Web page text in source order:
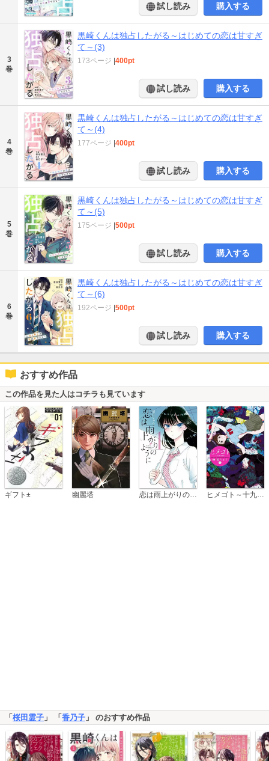
試し読み 購入する
3
巻
黒崎くんは独占したがる～はじめての恋は甘すぎ
て～(3)
173ページ |400pt
試し読み 購入する
4
巻
黒崎くんは独占したがる～はじめての恋は甘すぎ
て～(4)
177ページ |400pt
試し読み 購入する
5
巻
黒崎くんは独占したがる～はじめての恋は甘すぎ
て～(5)
175ページ |500pt
試し読み 購入する
6
巻
黒崎くんは独占したがる～はじめての恋は甘すぎ
て～(6)
192ページ |500pt
試し読み 購入する
おすすめ作品
この作品を見た人はコチラも見ています
ギフト± 幽麗塔 ヒメゴト～十九歳の制服～
「桜田霊子 」 「香乃子 」 のおすすめ作品